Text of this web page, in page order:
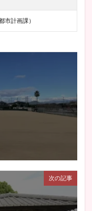
市計画課）
次の記事